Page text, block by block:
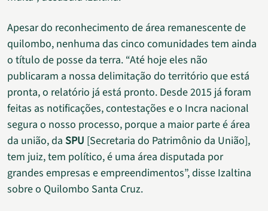
Apesar do reconhecimento de área remanescente de
quilombo, nenhuma das cinco comunidades tem ainda
o título de posse da terra. “Até hoje eles não
publicaram a nossa delimitação do território que está
pronta, o relatório já está pronto. Desde 2015 já foram
feitas as notificações, contestações e o Incra nacional
segura o nosso processo, porque a maior parte é área
da união, da SPU [Secretaria do Patrimônio da União],
tem juiz, tem político, é uma área disputada por
grandes empresas e empreendimentos”, disse Izaltina
sobre o Quilombo Santa Cruz.